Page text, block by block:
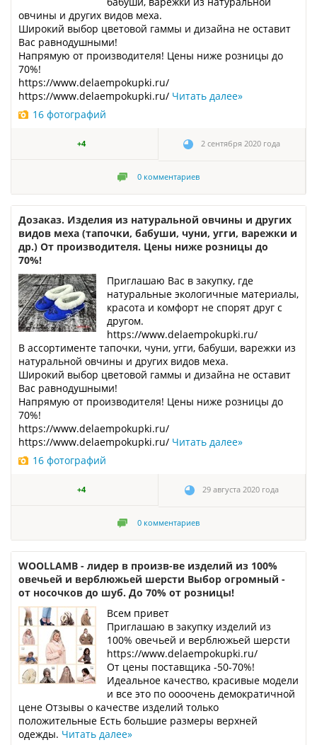
овчины и других видов меха.
Широкий выбор цветовой гаммы и дизайна не оставит
Вас равнодушными!
Напрямую от производителя! Цены ниже розницы до
70%!
https://www.delaempokupki.ru/
https://www.delaempokupki.ru/ Читать далее»
16 фотографий
+4 2 сентября 2020 года
0 комментариев
Дозаказ. Изделия из натуральной овчины и других
видов меха (тапочки, бабуши, чуни, угги, варежки и
др.) От производителя. Цены ниже розницы до
70%!
Приглашаю Вас в закупку, где
натуральные экологичные материалы,
красота и комфорт не спорят друг с
другом.
https://www.delaempokupki.ru/
В ассортименте тапочки, чуни, угги, бабуши, варежки из
натуральной овчины и других видов меха.
Широкий выбор цветовой гаммы и дизайна не оставит
Вас равнодушными!
Напрямую от производителя! Цены ниже розницы до
70%!
https://www.delaempokupki.ru/
https://www.delaempokupki.ru/ Читать далее»
16 фотографий
+4 29 августа 2020 года
0 комментариев
WOOLLAMB - лидер в произв-ве изделий из 100%
овечьей и верблюжьей шерсти Выбор огромный -
от носочков до шуб. До 70% от розницы!
Всем привет
Приглашаю в закупку изделий из
100% овечьей и верблюжьей шерсти
https://www.delaempokupki.ru/
От цены поставщика -50-70%!
Идеальное качество, красивые модели
и все это по оооочень демократичной
цене Отзывы о качестве изделий только
положительные Есть большие размеры верхней
одежды. Читать далее»